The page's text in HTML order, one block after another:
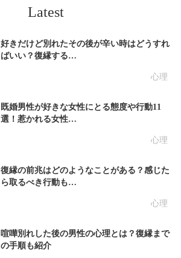
Latest
心理
好きだけど別れたその後が辛い時はどうすれ
ばいい？復縁する…
心理
既婚男性が好きな女性にとる態度や行動11
選！惹かれる女性…
心理
復縁の前兆はどのようなことがある？感じた
ら取るべき行動も…
喧嘩別れした後の男性の心理とは？復縁まで
の手順も紹介